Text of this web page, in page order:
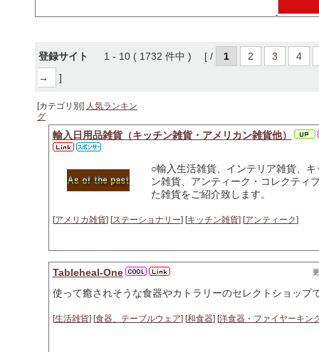
登録サイト 1 - 10 ( 1732 件中 ) [ / 1 2 3
4
→
]
[カテゴリ別] 人気ランキン
グ
輸入日用品雑貨（キッチン雑貨・アメリカン雑貨他）
○輸入生活雑貨、インテリア雑貨、
ン雑貨、アンティーク・コレクティ
た雑貨をご紹介致します。
[アメリカ雑貨] [ステーショナリー] [キッチン雑貨] [アンティーク]
Tableheal-One
使って癒されそうな食器やカトラリーのセレクトショップ
[生活雑貨] [食器、テーブルウェア] [和食器] [洋食器・ファイヤーキン